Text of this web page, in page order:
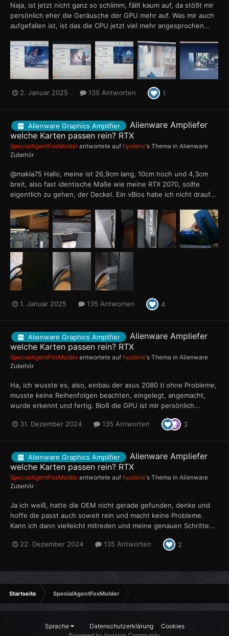
Naja, ist jetzt nicht ganz so schlimm, fällt kaum auf, da stößt mir
persönlich eher die Geräusche der GPU mehr auf. Was mir auch
aufgefallen ist, ist das die CPU jetzt viel mehr angesprochen...
2. Januar 2025 135 Antworten 1
Alienware Graphics Amplifier
Alienware Ampliefer
welche Karten passen rein? RTX
SpecialAgentFoxMulder antwortete auf hysterix's Thema in Alienware
Zubehör
@makla75 Hallo, meine ist 26,9cm lang, 10cm hoch und 4,3cm
breit, also fast identische Maße wie meine RTX 2070, sollte
eigentlich zu gehen, der Deckel. Ein vBios habe ich nicht drauf...
1. Januar 2025 135 Antworten 4
Alienware Graphics Amplifier
Alienware Ampliefer
welche Karten passen rein? RTX
SpecialAgentFoxMulder antwortete auf hysterix's Thema in Alienware
Zubehör
Ha, ich wusste es, also, einbau der asus 2080 ti ohne Probleme,
musste keine Reihenfolgen beachten, eingelegt, angemacht,
wurde erkennt und fertig. Bloß die GPU ist mir persönlich...
31. Dezember 2024 135 Antworten 3
Alienware Graphics Amplifier
Alienware Ampliefer
welche Karten passen rein? RTX
SpecialAgentFoxMulder antwortete auf hysterix's Thema in Alienware
Zubehör
Ja ich weiß, hatte die OEM nicht gerade gefunden, denke und
hoffe die passt auch soweit rein und macht keine Probleme.
Kann ich dann vielleicht mitreden und meine genauen Schritte...
22. Dezember 2024 135 Antworten 2
Startseite SpecialAgentFoxMulder
Sprache Datenschutzerklärung
Cookies